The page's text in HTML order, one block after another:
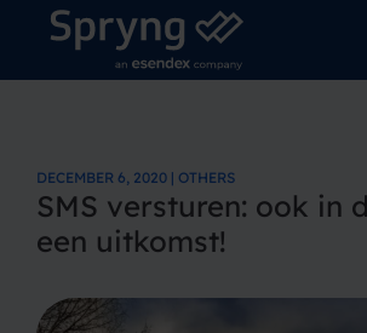
DECEMBER 6, 2020 | OTHERS
SMS versturen: ook in
een uitkomst!